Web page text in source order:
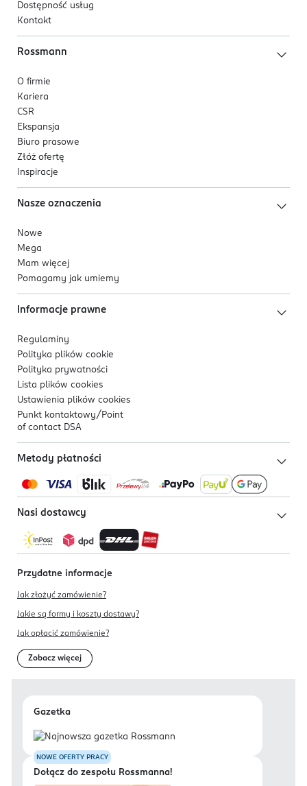
Dostępność usług
Kontakt
Rossmann
O firmie
Kariera
CSR
Ekspansja
Biuro prasowe
Złóż ofertę
Inspiracje
Nasze oznaczenia
Nowe
Mega
Mam więcej
Pomagamy jak umiemy
Informacje prawne
Regulaminy
Polityka plików cookie
Polityka prywatności
Lista plików cookies
Ustawienia plików cookies
Punkt kontaktowy/ Point
of contact DSA
Metody płatności
Nasi dostawcy
Przydatne informacje
Jak złożyć zamówienie?
Jakie są formy i koszty dostawy?
Jak opłacić zamówienie?
Zobacz więcej
Gazetka
NOWE OFERTY PRACY
Dołącz do zespołu Rossmanna!